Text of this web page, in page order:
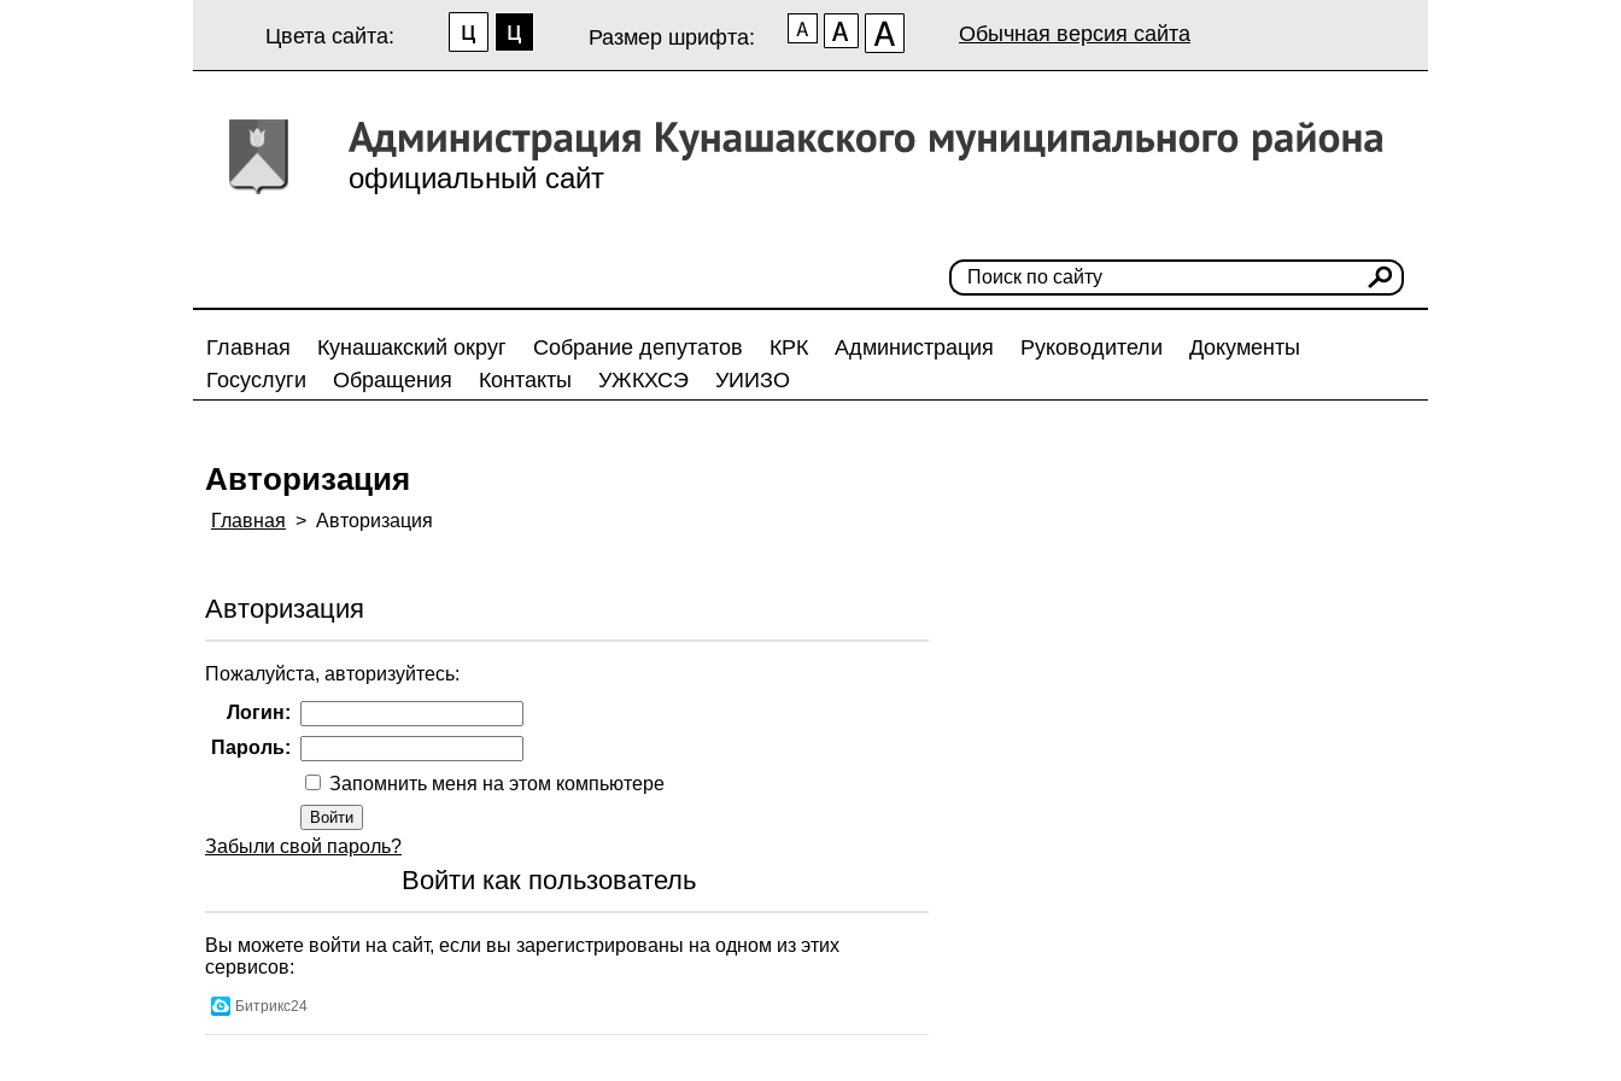
Цвета сайта: Размер шрифта: Обычная версия сайта
официальный сайт
Главная Кунашакский округ Собрание депутатов КРК Администрация Руководители
Документы
Госуслуги
Обращения Контакты УЖКХСЭ УИИЗО
Авторизация
Главная > Авторизация
Авторизация
Пожалуйста, авторизуйтесь:
Логин:
Пароль:
Запомнить меня на этом компьютере
Забыли свой пароль?
Войти как пользователь
Вы можете войти на сайт, если вы зарегистрированы на одном из этих
сервисов:
Битрикс24